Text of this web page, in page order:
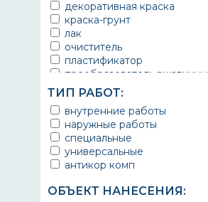
декоративная краска
краска-грунт
лак
очиститель
пластификатор
преобразователь ржавчины
эмаль
Краска
Покрытие
грунт эмаль
защитное покрытие
ТИП РАБОТ:
внутренние работы
наружные работы
специальные
универсальные
антикор комп
ОБЪЕКТ НАНЕСЕНИЯ: